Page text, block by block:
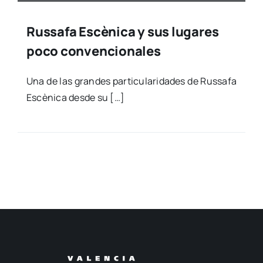
Russafa Escènica y sus lugares
poco convencionales
Una de las gran­des par­ti­cu­la­ri­da­des de Rus­sa­fa
Escè­ni­ca des­de su […]